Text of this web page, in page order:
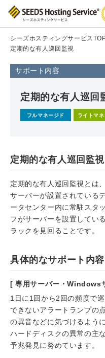
シーズホスティングサービス
定期的な有人巡回監視
サポート内容
定期的な有人巡回
フルマネージド ライトマ
定期的な有人巡回監
定期的な有人巡回監視とは、
サーバーが設置されている
ータセンター内に常駐スタッ
フがサーバーを設置している
ラックを見回ることです。
具体的なサポート内容
[ 専用サーバー・Windows
1日に1回から2回の頻度で
できないアラートランプの
の異音などに気づけるよう
ハードディスクの異常の主
予兆発見に努めています。